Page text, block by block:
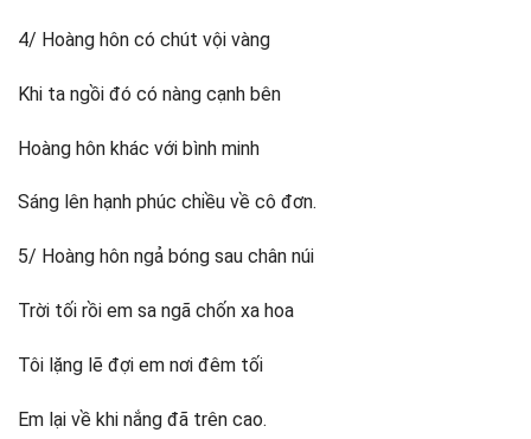
4/ Hoàng hôn có chút vội vàng
Khi ta ngồi đó có nàng cạnh bên
Hoàng hôn khác với bình minh
Sáng lên hạnh phúc chiều về cô đơn.
5/ Hoàng hôn ngả bóng sau chân núi
Trời tối rồi em sa ngã chốn xa hoa
Tôi lặng lẽ đợi em nơi đêm tối
Em lại về khi nắng đã trên cao.